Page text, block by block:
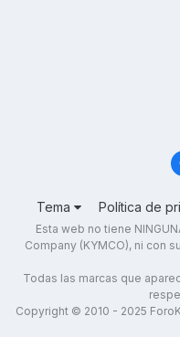
Tema Política de
Esta web no tiene
Company (KYMCO), ni con
Todas las marcas que
Copyright © 2010 - 2025